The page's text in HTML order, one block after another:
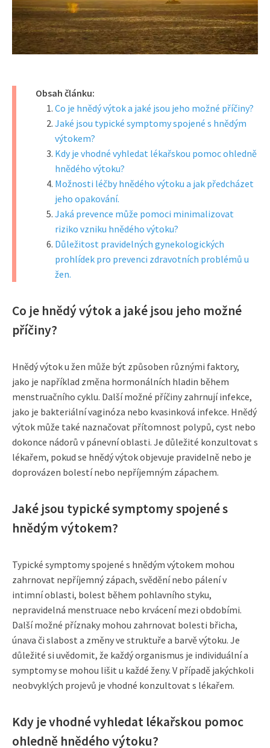
Obsah článku:
Co je hnědý výtok a jaké jsou jeho možné příčiny?
Jaké jsou typické symptomy spojené s hnědým
výtokem?
Kdy je vhodné vyhledat lékařskou pomoc ohledně
hnědého výtoku?
Možnosti léčby hnědého výtoku a jak předcházet
jeho opakování.
Jaká prevence může pomoci minimalizovat
riziko vzniku hnědého výtoku?
Důležitost pravidelných gynekologických
prohlídek pro prevenci zdravotních problémů u
žen.
Co je hnědý výtok a jaké jsou jeho možné
příčiny?
Hnědý výtok u žen může být způsoben různými faktory,
jako je například změna hormonálních hladin během
menstruačního cyklu. Další možné příčiny zahrnují infekce,
jako je bakteriální vaginóza nebo kvasinková infekce. Hnědý
výtok může také naznačovat přítomnost polypů, cyst nebo
dokonce nádorů v pánevní oblasti. Je důležité konzultovat s
lékařem, pokud se hnědý výtok objevuje pravidelně nebo je
doprovázen bolestí nebo nepříjemným zápachem.
Jaké jsou typické symptomy spojené s
hnědým výtokem?
Typické symptomy spojené s hnědým výtokem mohou
zahrnovat nepříjemný zápach, svědění nebo pálení v
intimní oblasti, bolest během pohlavního styku,
nepravidelná menstruace nebo krvácení mezi obdobími.
Další možné příznaky mohou zahrnovat bolesti břicha,
únava či slabost a změny ve struktuře a barvě výtoku. Je
důležité si uvědomit, že každý organismus je individuální a
symptomy se mohou lišit u každé ženy. V případě jakýchkoli
neobvyklých projevů je vhodné konzultovat s lékařem.
Kdy je vhodné vyhledat lékařskou pomoc
ohledně hnědého výtoku?